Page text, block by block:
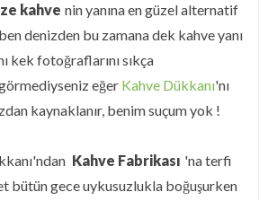
kahve nin yanına en güzel alternatif
denizden bu zamana dek kahve yanı
kek fotoğraflarını sıkça
eğer Kahve Dükkanı'nı
kaynaklanır, benim suçum yok !
Kahve Fabrikası 'na terfi
bütün gece uykusuzlukla boğuşurken